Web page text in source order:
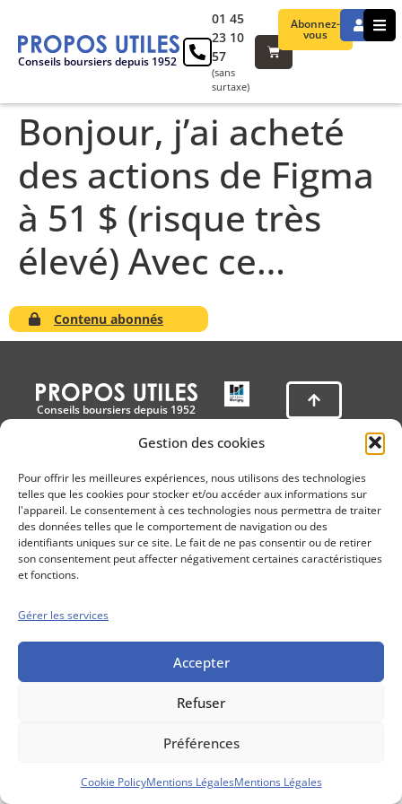
Gestion des cookies
Pour offrir les meilleures expériences, nous utilisons des technologies
telles que les cookies pour stocker et/ou accéder aux informations sur
l'appareil. Le consentement à ces technologies nous permettra de traiter
des données telles que le comportement de navigation ou des
identifiants uniques sur ce site. Le fait de ne pas consentir ou de retirer
son consentement peut affecter négativement certaines caractéristiques
et fonctions.
Gérer les services
Accepter
Refuser
Préférences
Cookie PolicyMentions LégalesMentions Légales
Conseils boursiers depuis 1952
Abonnez-
vous
01 45
23 10
57
(sans
surtaxe)
Bonjour, j’ai acheté
des actions de Figma
à 51 $ (risque très
élevé) Avec ce…
Contenu abonnés
Conseils boursiers depuis 1952
une publication
Marigny
Mentions Légales
Politique cookie
Conditions générales de vente